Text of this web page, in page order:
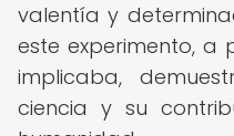
valentía y
este experimento, a
implicaba,
ciencia y su